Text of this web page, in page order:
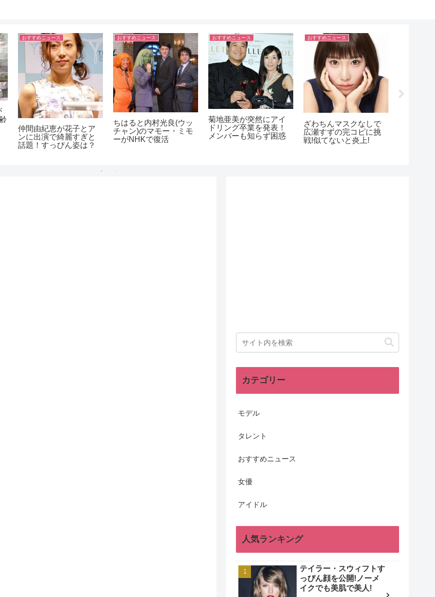
タレント
[金爆・樽美酒研二]すっ
ぴん顔とメイク後の
姿|Gackt似のイケメン
おすすめニュース
山本彩(NMB48)の私服
がダサすぎ!変装なしで
渋谷散歩が話題
おすすめニュース
恵斗(アンザ)の現在はカ
イヤ似で美人に成長!モ
おすすめニュース
優里(ソロ歌手)がハロプ
ロ高木紗友希と交際！
バレて破局もある？
カテゴリー
モデル
タレント
おすすめニュース
女優
アイドル
人気ランキング
テイラー・スウィフトす
っぴん顔を公開!ノーメ
イクでも美肌で美人!